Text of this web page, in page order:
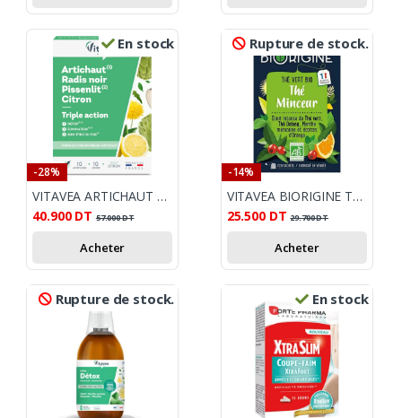
En stock
-28%
VITAVEA ARTICHAUT 10AMP
40.900 DT 57.000DT
Acheter
Rupture de stock.
-14%
VITAVEA BIORIGINE THE MINCEUR 20 SACHETS
25.500 DT 29.700DT
Acheter
Rupture de stock. En stock